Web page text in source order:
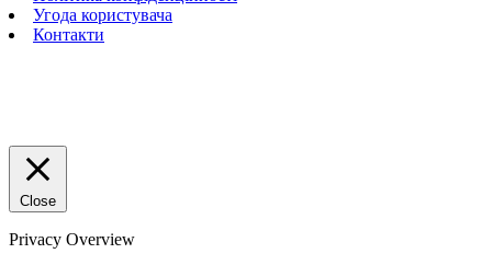
Угода користувача
Контакти
Close
Privacy Overview